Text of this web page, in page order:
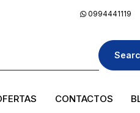
0994441119
CONTACTOS